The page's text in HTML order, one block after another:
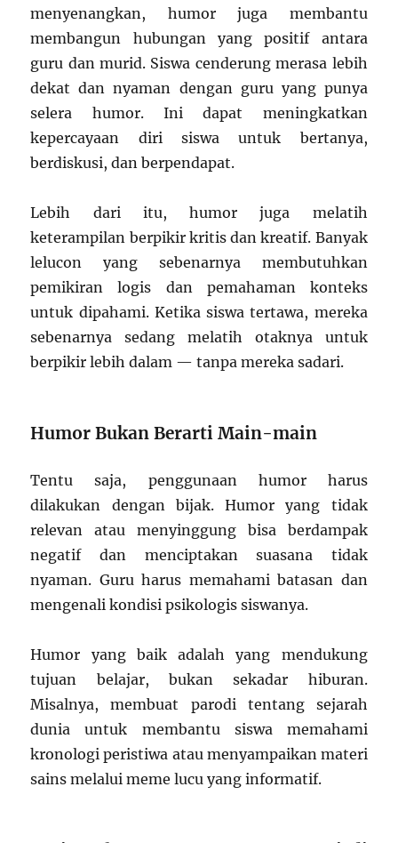
menyenangkan, humor juga membantu
membangun hubungan yang positif antara
guru dan murid. Siswa cenderung merasa lebih
dekat dan nyaman dengan guru yang punya
selera humor. Ini dapat meningkatkan
kepercayaan diri siswa untuk bertanya,
berdiskusi, dan berpendapat.
Lebih dari itu, humor juga melatih
keterampilan berpikir kritis dan kreatif. Banyak
lelucon yang sebenarnya membutuhkan
pemikiran logis dan pemahaman konteks
untuk dipahami. Ketika siswa tertawa, mereka
sebenarnya sedang melatih otaknya untuk
berpikir lebih dalam — tanpa mereka sadari.
Humor Bukan Berarti Main-main
Tentu saja, penggunaan humor harus
dilakukan dengan bijak. Humor yang tidak
relevan atau menyinggung bisa berdampak
negatif dan menciptakan suasana tidak
nyaman. Guru harus memahami batasan dan
mengenali kondisi psikologis siswanya.
Humor yang baik adalah yang mendukung
tujuan belajar, bukan sekadar hiburan.
Misalnya, membuat parodi tentang sejarah
dunia untuk membantu siswa memahami
kronologi peristiwa atau menyampaikan materi
sains melalui meme lucu yang informatif.